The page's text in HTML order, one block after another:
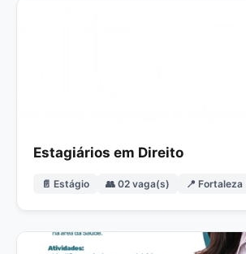
Estagiários em Direito
📄 Estágio 👥 02 vaga(s) 📍 Fortaleza